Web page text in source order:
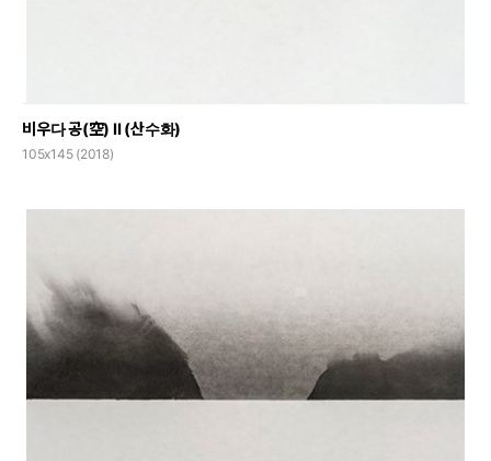
비우다 공(空) Ⅱ (산수화)
105x145 (2018)